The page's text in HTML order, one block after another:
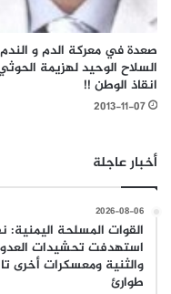
صعدة في معركة الدم و
السلاح الوحيد لهزيمة
انقاذ الوطن !!
2013-11-07
أخبار عاجلة
2026-08-06
القوات المسلحة
استهدفت تحشيدات
والثنية ومعسكرات أخرى
طوارئ